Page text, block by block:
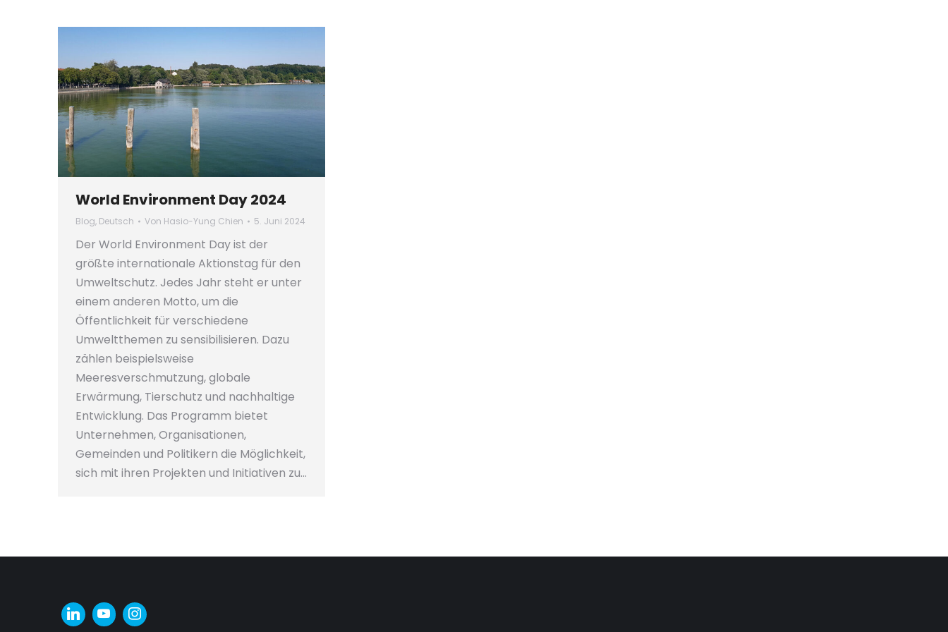
World Environment Day 2024
Blog, Deutsch Von Hasio-Yung Chien 5. Juni 2024
Der World Environment Day ist der
größte internationale Aktionstag für den
Umweltschutz. Jedes Jahr steht er unter
einem anderen Motto, um die
Öffentlichkeit für verschiedene
Umweltthemen zu sensibilisieren. Dazu
zählen beispielsweise
Meeresverschmutzung, globale
Erwärmung, Tierschutz und nachhaltige
Entwicklung. Das Programm bietet
Unternehmen, Organisationen,
Gemeinden und Politikern die Möglichkeit,
sich mit ihren Projekten und Initiativen zu…